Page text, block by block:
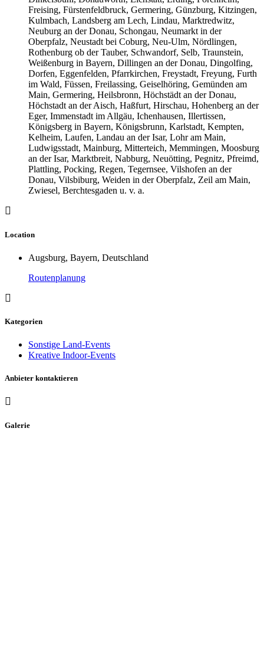
Freising, Fürstenfeldbruck, Germering, Günzburg, Kitzingen,
Kulmbach, Landsberg am Lech, Lindau, Marktredwitz,
Neuburg an der Donau, Schongau, Neumarkt in der
Oberpfalz, Neustadt bei Coburg, Neu-Ulm, Nördlingen,
Rothenburg ob der Tauber, Schwandorf, Selb, Traunstein,
Weißenburg in Bayern, Dillingen an der Donau, Dingolfing,
Dorfen, Eggenfelden, Pfarrkirchen, Freystadt, Freyung, Furth
im Wald, Füssen, Freilassing, Geiselhöring, Gemünden am
Main, Germering, Heilsbronn, Höchstädt an der Donau,
Höchstadt an der Aisch, Haßfurt, Hirschau, Hohenberg an der
Eger, Immenstadt im Allgäu, Ichenhausen, Illertissen,
Königsberg in Bayern, Königsbrunn, Karlstadt, Kempten,
Kelheim, Laufen, Landau an der Isar, Lohr am Main,
Ludwigsstadt, Mainburg, Mitterteich, Memmingen, Moosburg
an der Isar, Marktbreit, Nabburg, Neuötting, Pegnitz, Pfreimd,
Plattling, Pocking, Regen, Tegernsee, Vilshofen an der
Donau, Vilsbiburg, Weiden in der Oberpfalz, Zeil am Main,
Zwiesel, Berchtesgaden u. v. a.
Location
Augsburg, Bayern, Deutschland
Routenplanung
Kategorien
Sonstige Land-Events
Kreative Indoor-Events
Anbieter kontaktieren
Galerie